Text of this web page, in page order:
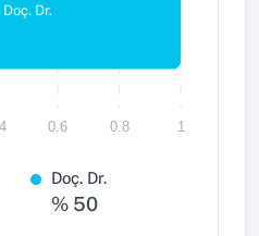
Doç. Dr.
1
0.8
0.6
Doç. Dr.
% 50